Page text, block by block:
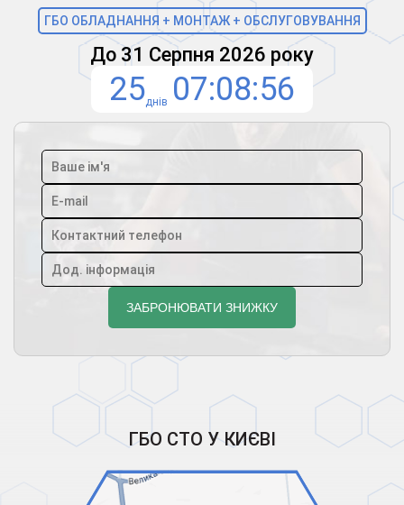
ГБО ОБЛАДНАННЯ + МОНТАЖ + ОБСЛУГОВУВАННЯ
До 31 Серпня 2026 року
25днів 07 08 56
ГБО СТО У КИЄВІ